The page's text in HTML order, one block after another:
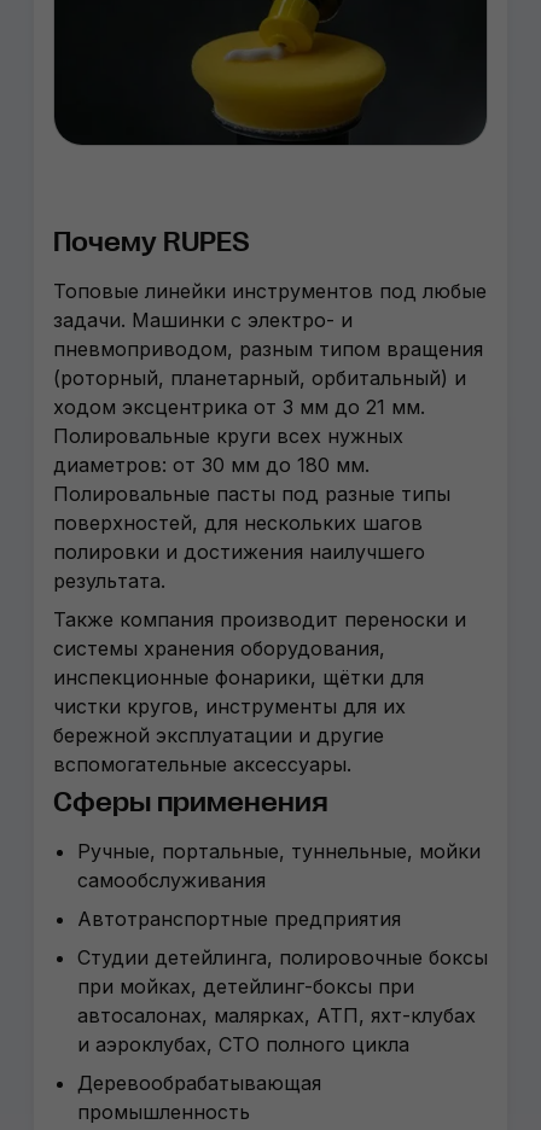
Почему RUPES
Топовые линейки инструментов под любые
задачи. Машинки с электро- и
пневмоприводом, разным типом вращения
(роторный, планетарный, орбитальный) и
ходом эксцентрика от 3 мм до 21 мм.
Полировальные круги всех нужных
диаметров: от 30 мм до 180 мм.
Полировальные пасты под разные типы
поверхностей, для нескольких шагов
полировки и достижения наилучшего
результата.
Также компания производит переноски и
системы хранения оборудования,
инспекционные фонарики, щётки для
чистки кругов, инструменты для их
бережной эксплуатации и другие
вспомогательные аксессуары.
Сферы применения
Ручные, портальные, туннельные, мойки
самообслуживания
Автотранспортные предприятия
Студии детейлинга, полировочные боксы
при мойках, детейлинг-боксы при
автосалонах, малярках, АТП, яхт-клубах
и аэроклубах, СТО полного цикла
Деревообрабатывающая
промышленность